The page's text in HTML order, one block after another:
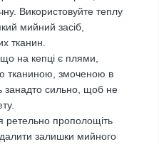
Використовуйте теплу
мийний засіб,
тканин.
на кепці є плями,
тканиною, змоченою в
занадто сильно, щоб не
ретельно прополощіть
залишки мийного